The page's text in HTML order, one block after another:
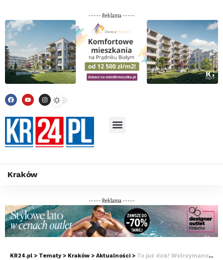
----- Reklama -----
Kraków
----- Reklama -----
KR24.pl > Tematy > Kraków > Aktualności > To już dziś! Wstrzymano ruch tramwajów na trasie Rondo Mogilskie – Rondo Grzegórzeckie